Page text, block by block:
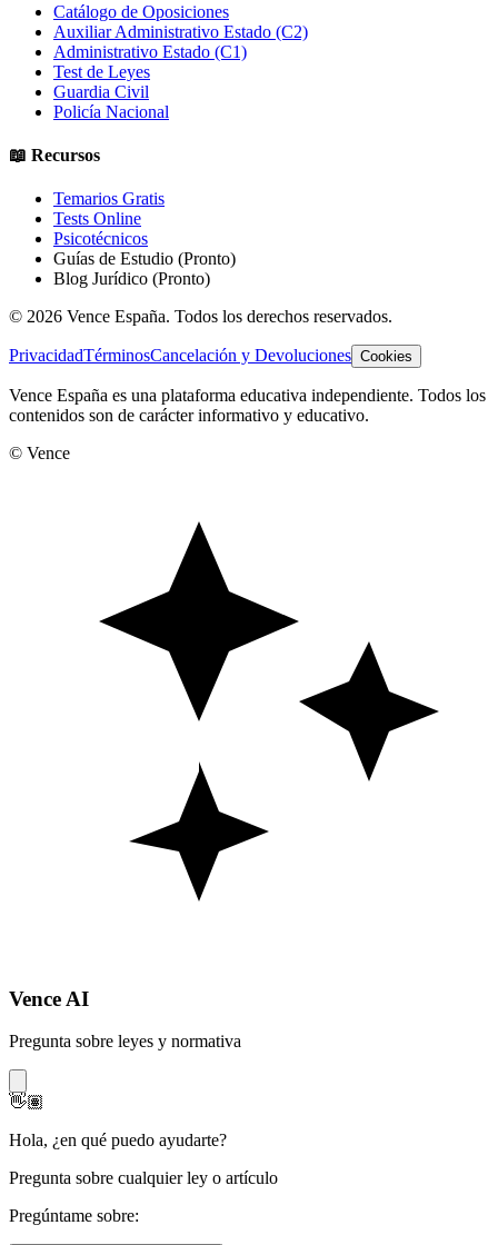
Catálogo de Oposiciones
Auxiliar Administrativo Estado (C2)
Administrativo Estado (C1)
Test de Leyes
Guardia Civil
Policía Nacional
📖 Recursos
Temarios Gratis
Tests Online
Psicotécnicos
Guías de Estudio (Pronto)
Blog Jurídico (Pronto)
© 2026 Vence España. Todos los derechos reservados.
PrivacidadTérminosCancelación y Devoluciones Cookies
Vence España es una plataforma educativa independiente. Todos los
contenidos son de carácter informativo y educativo.
© Vence
Vence AI
Pregunta sobre leyes y normativa
👋🏽
Hola, ¿en qué puedo ayudarte?
Pregunta sobre cualquier ley o artículo
Pregúntame sobre: